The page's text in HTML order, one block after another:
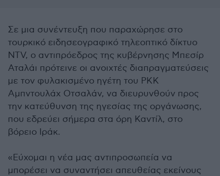
Σε μια συνέντευξη που παραχώρησε στο
τουρκικό ειδησεογραφικό τηλεοπτικό δίκτυο
NTV, ο αντιπρόεδρος της κυβέρνησης Μπεσίρ
Αταλάι πρότεινε οι ανοιχτές διαπραγματεύσεις
με τον φυλακισμένο ηγέτη του ΡΚΚ
Αμπντουλάχ Οτσαλάν, να διευρυνθούν προς
την κατεύθυνση της ηγεσίας της οργάνωσης,
που εδρεύει σήμερα στα όρη Καντίλ, στο
βόρειο Ιράκ.
«Εύχομαι η νέα μας αντιπροσωπεία να
μπορέσει να συναντήσει απευθείας εκείνους